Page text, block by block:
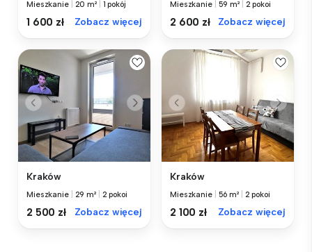
Mieszkanie 20 m² 1 pokój
1 600 zł Zobacz więcej
Mieszkanie 59 m² 2 pokoi
2 600 zł Zobacz więcej
Kraków
Mieszkanie 29 m² 2 pokoi
2 500 zł Zobacz więcej
Kraków
Mieszkanie 56 m² 2 pokoi
2 100 zł Zobacz więcej